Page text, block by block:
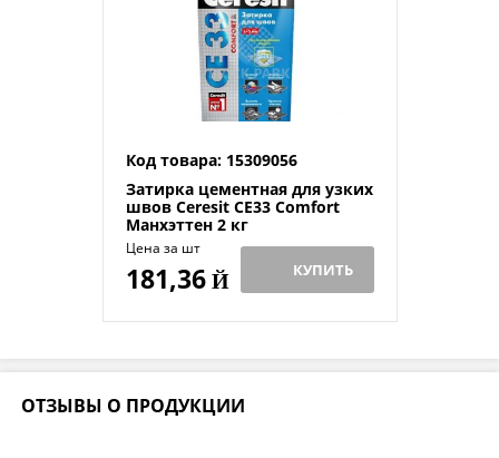
Код товара: 15309056
Затирка цементная для узких
швов Ceresit СЕ33 Comfort
Манхэттен 2 кг
Цена за шт
181,36Й КУПИТЬ
ОТЗЫВЫ О ПРОДУКЦИИ